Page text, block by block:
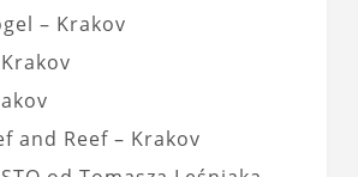
– Krakov
and Reef – Krakov